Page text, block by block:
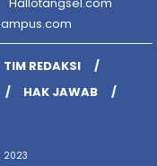
TIM REDAKSI
HAK JAWAB
2023